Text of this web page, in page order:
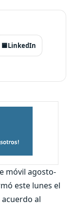
🟦LinkedIn
móvil agosto-
este lunes el
al